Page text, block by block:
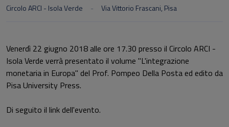
Circolo ARCI - Isola Verde
Via Vittorio Frascani, Pisa
Venerdì 22 giugno 2018 alle ore 17.30 presso il Circolo ARCI -
Isola Verde verrà presentato il volume "L'integrazione
monetaria in Europa" del Prof. Pompeo Della Posta ed edito da
Pisa University Press.
Di seguito il link dell'evento.